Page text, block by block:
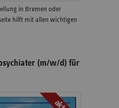
in Bremen oder
hilft mit allen wichtigen
(m/w/d) für